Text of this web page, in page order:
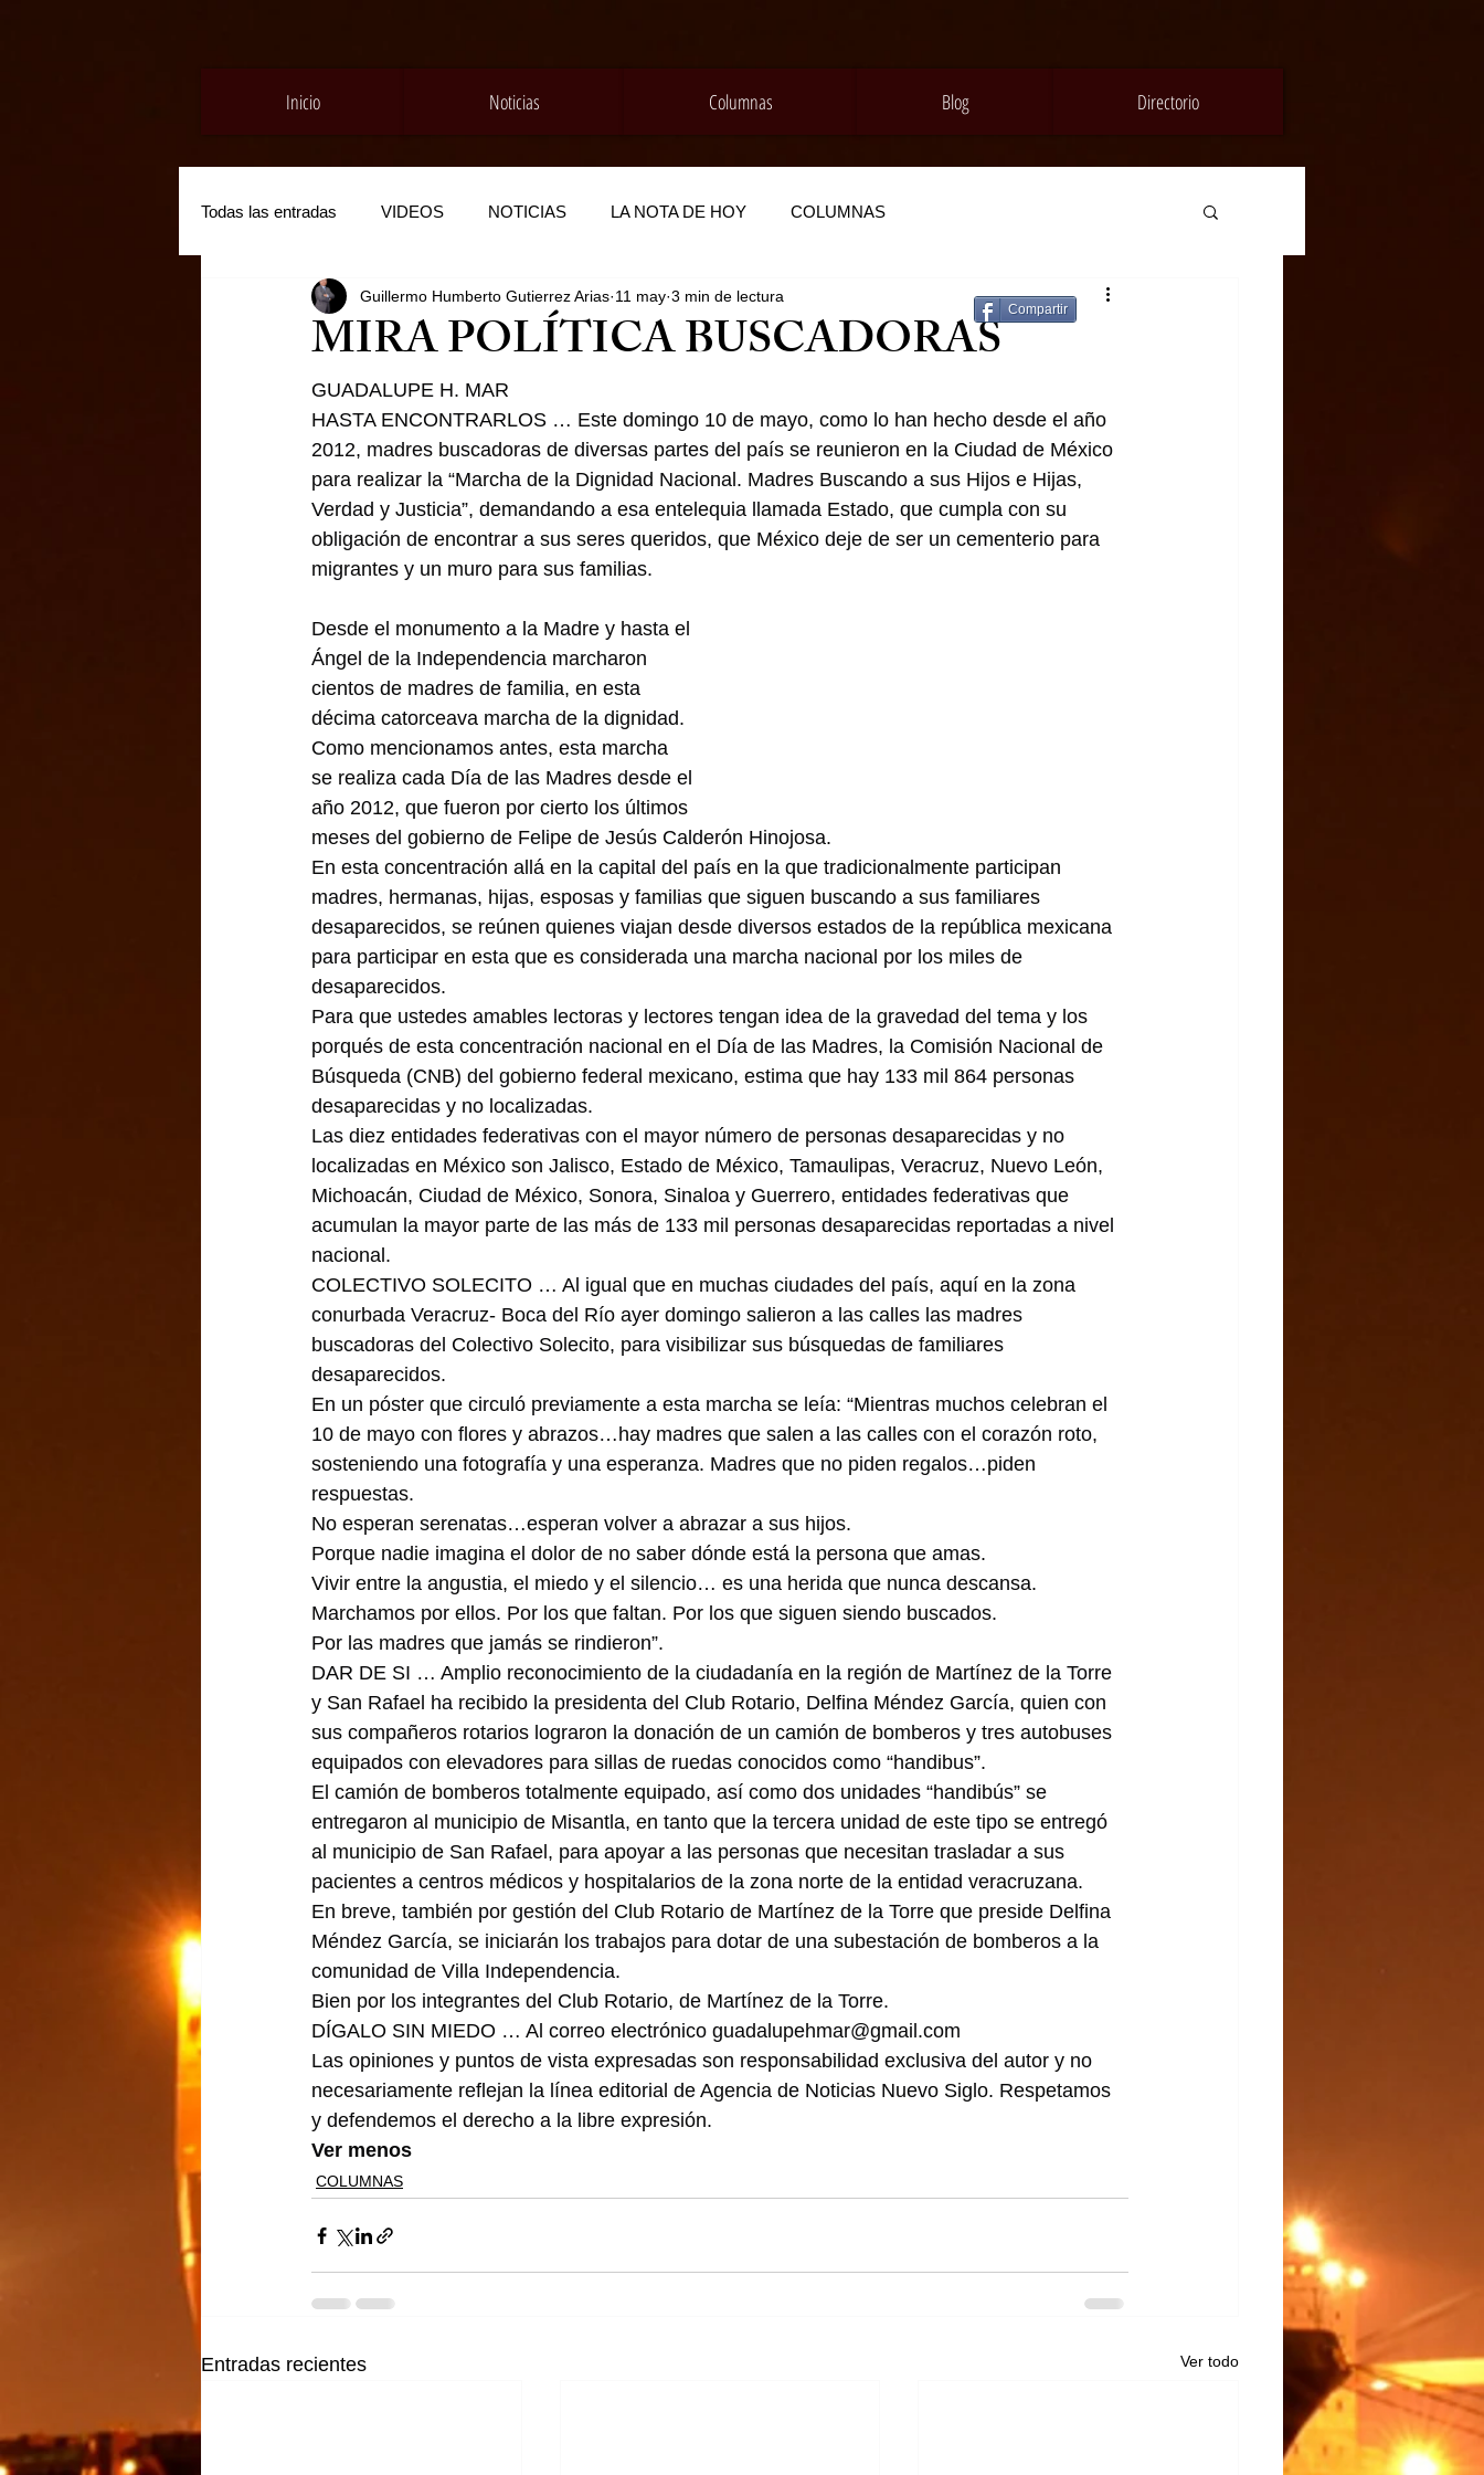
Inicio Noticias Columnas Blog Directorio
Todas las entradas VIDEOS NOTICIAS LA NOTA DE HOY COLUMNAS
MIRA POLÍTICA BUSCADORAS
Guillermo Humberto Gutierrez Arias 11 may 3 min de lectura
GUADALUPE H. MAR
HASTA ENCONTRARLOS … Este domingo 10 de mayo, como lo han hecho desde el año
2012, madres buscadoras de diversas partes del país se reunieron en la Ciudad de México
para realizar la “Marcha de la Dignidad Nacional. Madres Buscando a sus Hijos e Hijas,
Verdad y Justicia”, demandando a esa entelequia llamada Estado, que cumpla con su
obligación de encontrar a sus seres queridos, que México deje de ser un cementerio para
migrantes y un muro para sus familias.
Desde el monumento a la Madre y hasta el
Ángel de la Independencia marcharon
cientos de madres de familia, en esta
décima catorceava marcha de la dignidad.
Como mencionamos antes, esta marcha
se realiza cada Día de las Madres desde el
año 2012, que fueron por cierto los últimos
meses del gobierno de Felipe de Jesús Calderón Hinojosa.
En esta concentración allá en la capital del país en la que tradicionalmente participan
madres, hermanas, hijas, esposas y familias que siguen buscando a sus familiares
desaparecidos, se reúnen quienes viajan desde diversos estados de la república mexicana
para participar en esta que es considerada una marcha nacional por los miles de
desaparecidos.
Para que ustedes amables lectoras y lectores tengan idea de la gravedad del tema y los
porqués de esta concentración nacional en el Día de las Madres, la Comisión Nacional de
Búsqueda (CNB) del gobierno federal mexicano, estima que hay 133 mil 864 personas
desaparecidas y no localizadas.
Las diez entidades federativas con el mayor número de personas desaparecidas y no
localizadas en México son Jalisco, Estado de México, Tamaulipas, Veracruz, Nuevo León,
Michoacán, Ciudad de México, Sonora, Sinaloa y Guerrero, entidades federativas que
acumulan la mayor parte de las más de 133 mil personas desaparecidas reportadas a nivel
nacional.
COLECTIVO SOLECITO … Al igual que en muchas ciudades del país, aquí en la zona
conurbada Veracruz- Boca del Río ayer domingo salieron a las calles las madres
buscadoras del Colectivo Solecito, para visibilizar sus búsquedas de familiares
desaparecidos.
En un póster que circuló previamente a esta marcha se leía: “Mientras muchos celebran el
10 de mayo con flores y abrazos…hay madres que salen a las calles con el corazón roto,
sosteniendo una fotografía y una esperanza. Madres que no piden regalos…piden
respuestas.
No esperan serenatas…esperan volver a abrazar a sus hijos.
Porque nadie imagina el dolor de no saber dónde está la persona que amas.
Vivir entre la angustia, el miedo y el silencio… es una herida que nunca descansa.
Marchamos por ellos. Por los que faltan. Por los que siguen siendo buscados.
Por las madres que jamás se rindieron”.
DAR DE SI … Amplio reconocimiento de la ciudadanía en la región de Martínez de la Torre
y San Rafael ha recibido la presidenta del Club Rotario, Delfina Méndez García, quien con
sus compañeros rotarios lograron la donación de un camión de bomberos y tres autobuses
equipados con elevadores para sillas de ruedas conocidos como “handibus”.
El camión de bomberos totalmente equipado, así como dos unidades “handibús” se
entregaron al municipio de Misantla, en tanto que la tercera unidad de este tipo se entregó
al municipio de San Rafael, para apoyar a las personas que necesitan trasladar a sus
pacientes a centros médicos y hospitalarios de la zona norte de la entidad veracruzana.
En breve, también por gestión del Club Rotario de Martínez de la Torre que preside Delfina
Méndez García, se iniciarán los trabajos para dotar de una subestación de bomberos a la
comunidad de Villa Independencia.
Bien por los integrantes del Club Rotario, de Martínez de la Torre.
DÍGALO SIN MIEDO … Al correo electrónico guadalupehmar@gmail.com
Las opiniones y puntos de vista expresadas son responsabilidad exclusiva del autor y no
necesariamente reflejan la línea editorial de Agencia de Noticias Nuevo Siglo. Respetamos
y defendemos el derecho a la libre expresión.
Ver menos
COLUMNAS
Entradas recientes Ver todo
Compartir